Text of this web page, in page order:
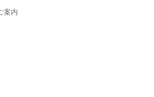
案内